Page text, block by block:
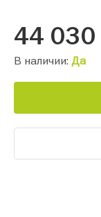
44 030
В наличии: Да